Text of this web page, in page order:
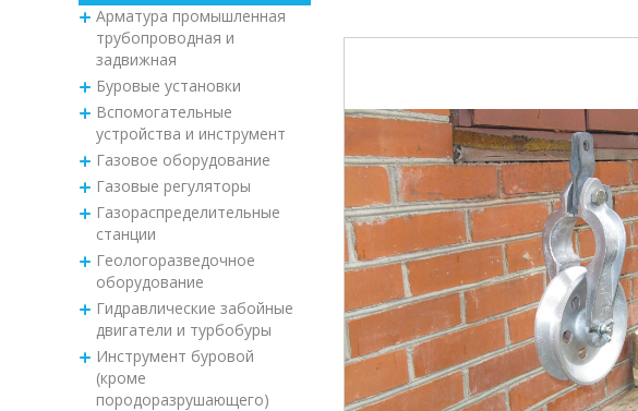
Арматура промышленная
трубопроводная и
задвижная
Буровые установки
Вспомогательные
устройства и инструмент
Газовое оборудование
Газовые регуляторы
Газораспределительные
станции
Геологоразведочное
оборудование
Гидравлические забойные
двигатели и турбобуры
Инструмент буровой
(кроме
породоразрушающего)